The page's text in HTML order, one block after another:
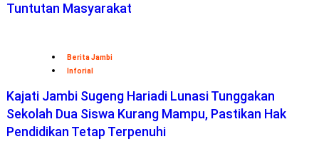
Tuntutan Masyarakat
Berita Jambi
Inforial
Kajati Jambi Sugeng Hariadi Lunasi Tunggakan
Sekolah Dua Siswa Kurang Mampu, Pastikan Hak
Pendidikan Tetap Terpenuhi